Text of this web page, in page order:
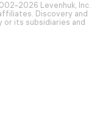
Levenhuk, Inc.
Discovery and
its subsidiaries and